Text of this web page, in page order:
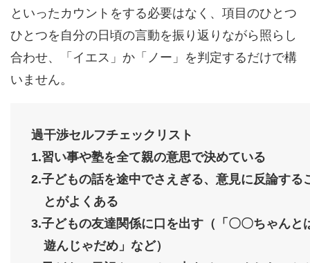
といったカウントをする必要はなく、項目のひとつ
ひとつを自分の日頃の言動を振り返りながら照らし
合わせ、「イエス」か「ノー」を判定するだけで構
いません。
過干渉セルフチェックリスト
1.習い事や塾を全て親の意思で決めている
2.子どもの話を途中でさえぎる、意見に反論する
とがよくある
3.子どもの友達関係に口を出す（「〇〇ちゃんと
遊んじゃだめ」など）